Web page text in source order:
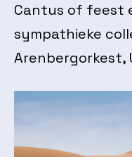
Cantus of feest
sympathieke
Arenbergorkest,